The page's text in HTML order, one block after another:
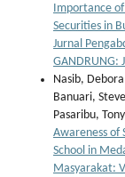
Importance
Securities in
Jurnal
GANDRUNG:
Nasib,
Banuari,
Pasaribu,
Awareness of
School in
Masyarakat: